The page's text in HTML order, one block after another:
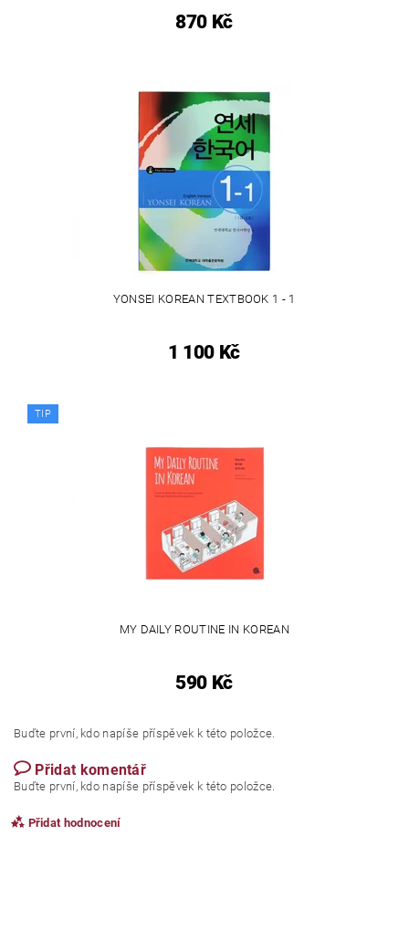
870 Kč
YONSEI KOREAN TEXTBOOK 1 - 1
1 100 Kč
TIP
MY DAILY ROUTINE IN KOREAN
590 Kč
Buďte první, kdo napíše příspěvek k této položce.
Přidat komentář
Buďte první, kdo napíše příspěvek k této položce.
Přidat hodnocení